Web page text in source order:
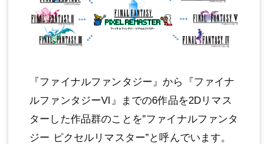
『ファイナルファンタジー』から『ファイナ
ルファンタジーVI』までの6作品を2Dリマス
ターした作品群のことを”ファイナルファンタ
ジー ピクセルリマスター”と呼んでいます。